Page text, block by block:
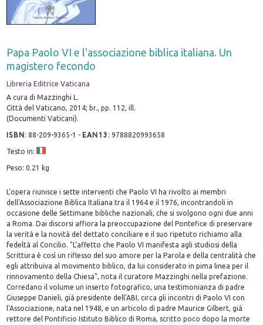
Papa Paolo VI e l'associazione biblica italiana. Un
magistero fecondo
Libreria Editrice Vaticana
A cura di Mazzinghi L.
Città del Vaticano, 2014; br., pp. 112, ill.
(Documenti Vaticani).
ISBN:88-209-9365-1 - EAN13 :9788820993658
Testo in:
Peso: 0.21 kg
L'opera riunisce i sette interventi che Paolo VI ha rivolto ai membri
dell'Associazione Biblica Italiana tra il 1964 e il 1976, incontrandoli in
occasione delle Settimane bibliche nazionali, che si svolgono ogni due anni
a Roma. Dai discorsi affiora la preoccupazione del Pontefice di preservare
la verità e la novità del dettato conciliare e il suo ripetuto richiamo alla
fedeltà al Concilio. "L'affetto che Paolo VI manifesta agli studiosi della
Scrittura è così un riflesso del suo amore per la Parola e della centralità che
egli attribuiva al movimento biblico, da lui considerato in pima linea per il
rinnovamento della Chiesa", nota il curatore Mazzinghi nella prefazione.
Corredano il volume un inserto fotografico, una testimonianza di padre
Giuseppe Danieli, già presidente dell'ABI, circa gli incontri di Paolo VI con
l'Associazione, nata nel 1948, e un articolo di padre Maurice Gilbert, già
rettore del Pontificio Istituto Biblico di Roma, scritto poco dopo la morte